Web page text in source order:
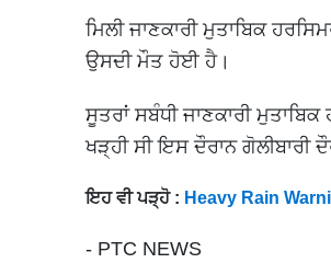
ਮਿਲੀ ਜਾਣਕਾਰੀ ਮੁਤਾਬਿਕ
ਉਸਦੀ ਮੌਤ ਹੋਈ ਹੈ।
ਸੂਤਰਾਂ ਸਬੰਧੀ ਜਾਣਕਾਰੀ
ਖੜ੍ਹੀ ਸੀ ਇਸ ਦੌਰਾਨ ਗੋਲੀਬਾਰੀ
ਇਹ ਵੀ ਪੜ੍ਹੋ : Heavy Rain
- PTC NEWS